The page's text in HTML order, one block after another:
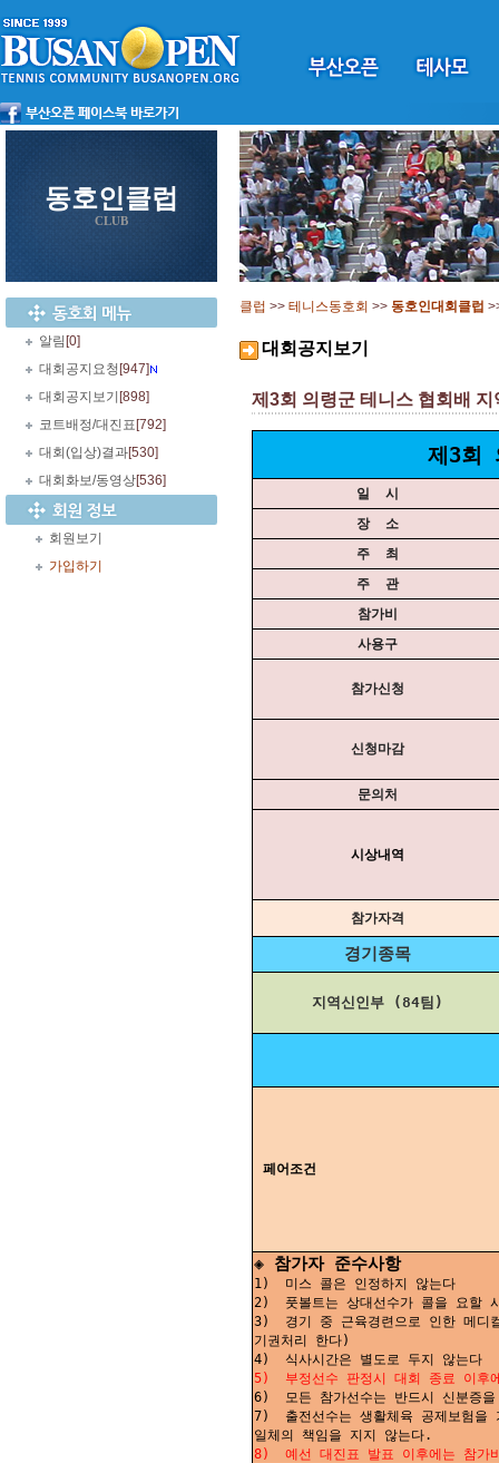
동호인클럽
CLUB
알림 [0]
대회공지요청 [947]
대회공지보기 [898]
코트배정/대진표 [792]
대회(입상)결과[530]
대회화보/동영상[536]
회원보기
가입하기
클럽 >> 테니스동호회 >> 동호인대회클럽
대회공지보기
제3회 의령군 테니스 협회배 지
제3회
일
시
장
소
주
최
주
관
참가비
사용구
참가신청
신청마감
문의처
시상내역
참가자격
경기종목
지역신인부 (84팀)
페어조건
◈ 참가자 준수사항
1)
미스 콜은 인정하지 않는다
2)
풋볼트는 상대선수가 콜을 요할
3)
경기 중 근육경련으로 인한 메디
기권처리 한다)
4)
식사시간은 별도로 두지 않는다
5)
부정선수 판정시 대회 종료 이
6)
모든 참가선수는 반드시 신분증
7)
출전선수는 생활체육 공제보험을
일체의 책임을 지지 않는다.
8)
예선 대진표 발표 이후에는 참가